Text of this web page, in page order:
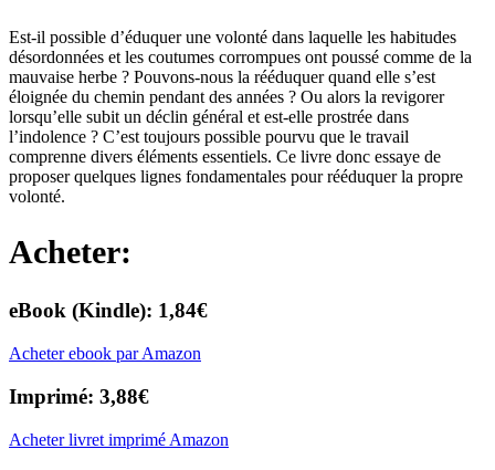
Est-il possible d’éduquer une volonté dans laquelle les habitudes
désordonnées et les coutumes corrompues ont poussé comme de la
mauvaise herbe ? Pouvons-nous la rééduquer quand elle s’est
éloignée du chemin pendant des années ? Ou alors la revigorer
lorsqu’elle subit un déclin général et est-elle prostrée dans
l’indolence ? C’est toujours possible pourvu que le travail
comprenne divers éléments essentiels. Ce livre donc essaye de
proposer quelques lignes fondamentales pour rééduquer la propre
volonté.
Acheter:
eBook (Kindle): 1,84€
Acheter ebook par Amazon
Imprimé: 3,88€
Acheter livret imprimé Amazon